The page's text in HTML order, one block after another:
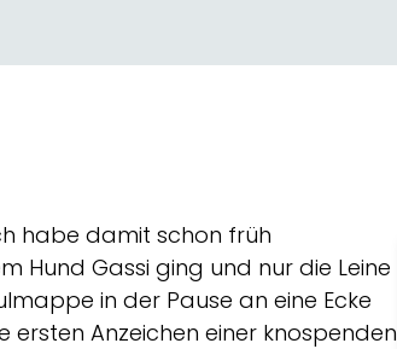
habe damit schon früh
Hund Gassi ging und nur die Leine
in der Pause an eine Ecke
ersten Anzeichen einer knospenden